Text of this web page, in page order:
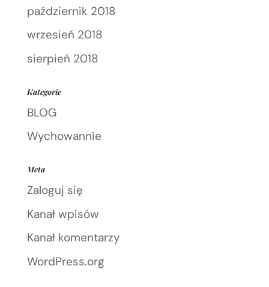
październik 2018
wrzesień 2018
sierpień 2018
Kategorie
BLOG
Wychowannie
Meta
Zaloguj się
Kanał wpisów
Kanał komentarzy
WordPress.org